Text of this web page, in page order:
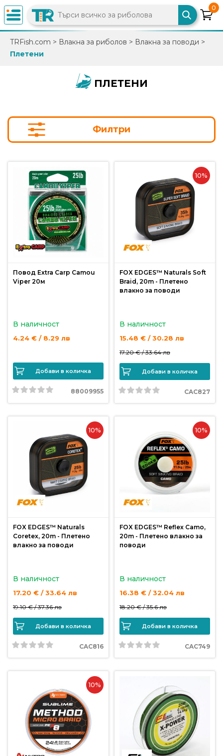
×
0882
Вход
Промоции
Нови
продукти
и
добавки
Аксесоари
за
риболов
риболов
Куки
за
Дрехи
Къмпинг
Лодки
Монтажи
поводи
Плувки
0
TRFish.com > Влакна за риболов > Влакна за поводи >
Плетени
ПЛЕТЕНИ
Филтри
Повод Extra Carp Camou
Viper 20м
В наличност
4.24 € / 8.29 лв
Добави в количка
88009955
10%
FOX EDGES™ Naturals Soft
Braid, 20m - Плетено
влакно за поводи
В наличност
15.48 € / 30.28 лв
17.20 € /33.64 лв
Добави в количка
CAC827
10%
FOX EDGES™ Naturals
Coretex, 20m - Плетено
влакно за поводи
В наличност
17.20 € / 33.64 лв
19.10 € /37.36 лв
Добави в количка
CAC816
10%
FOX EDGES™ Reflex Camo,
20m - Плетено влакно за
поводи
В наличност
16.38 € / 32.04 лв
18.20 € /35.6 лв
Добави в количка
CAC749
10%